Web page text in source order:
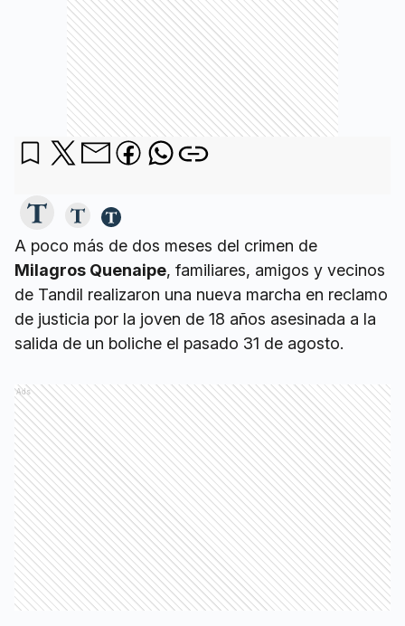
A poco más de dos meses del crimen de
Milagros Quenaipe, familiares, amigos y vecinos
de Tandil realizaron una nueva marcha en reclamo
de justicia por la joven de 18 años asesinada a la
salida de un boliche el pasado 31 de agosto.
Ads